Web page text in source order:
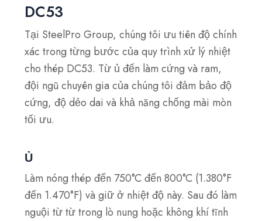
DC53
Tại SteelPro Group, chúng tôi ưu tiên độ chính
xác trong từng bước của quy trình xử lý nhiệt
cho thép DC53. Từ ủ đến làm cứng và ram,
đội ngũ chuyên gia của chúng tôi đảm bảo độ
cứng, độ dẻo dai và khả năng chống mài mòn
tối ưu.
Ủ
Làm nóng thép đến 750°C đến 800°C (1.380°F
đến 1.470°F) và giữ ở nhiệt độ này. Sau đó làm
nguội từ từ trong lò nung hoặc không khí tĩnh